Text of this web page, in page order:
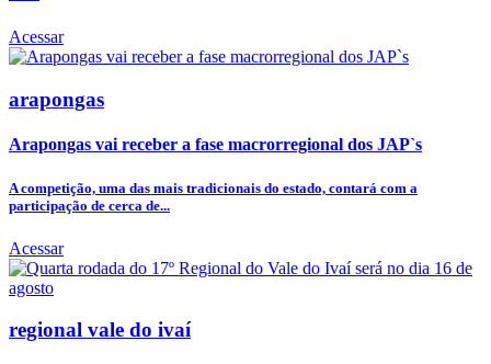
Acessar
arapongas
Arapongas vai receber a fase macrorregional dos JAP`s
A competição, uma das mais tradicionais do estado, contará com a
participação de cerca de...
Acessar
regional vale do ivaí